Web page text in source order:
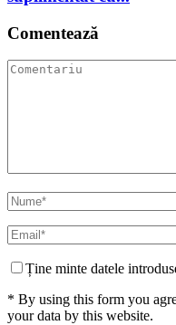
Comentează
Ține minte datele
* By using this form you
your data by this website.